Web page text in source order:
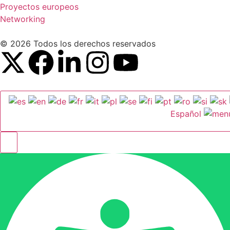
Proyectos europeos
Networking
© 2026 Todos los derechos reservados
Español